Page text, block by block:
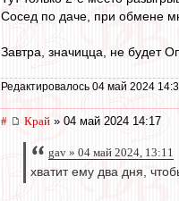
Сосед по даче, при обмене
Завтра, значицца, не будет
Редактировалось 04 май 2024
# Край » 04 май 2024 14:17
gav » 04 май 2024, 13:11
хватит ему два дня,